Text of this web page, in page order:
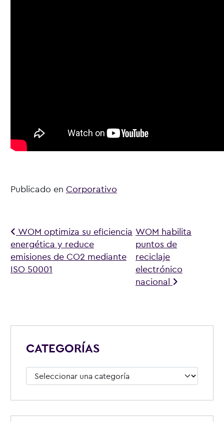
Publicado en Corporativo
Navegación de entradas
WOM optimiza su eficiencia
energética y reduce
emisiones de CO2 mediante
ISO 50001
WOM habilita
puntos de
reciclaje
electrónico
nacional
CATEGORÍAS
Categorías